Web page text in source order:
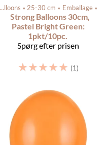
Latex balloons ‪» 25-30 cm ‪» Emballage ‪»
Strong Balloons 30cm,
Pastel Bright Green:
1pkt/10pc.
Spørg efter prisen
☆☆☆☆☆ (1)